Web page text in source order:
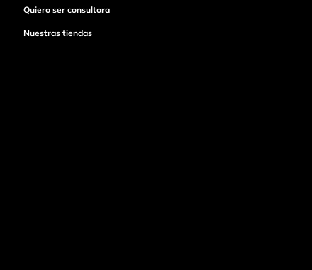
Quiero ser consultora
Nuestras tiendas